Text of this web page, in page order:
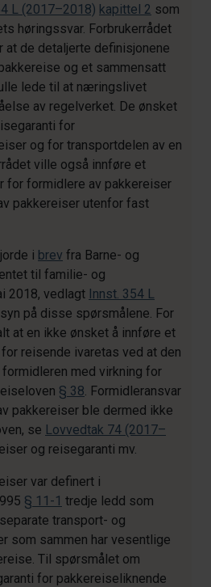
L (2017–2018) kapittel 2 som
høringssvar. Forbrukerrådet
at de detaljerte definisjonene
og et sammensatt
lede til at næringslivet
av regelverket. De ønsket
for
og for transportdelen av en
ville også innføre et
for formidlere av pakkereiser
pakkereiser utenfor fast
i brev fra Barne- og
til familie- og
2018, vedlagt Innst. 354 L
på disse spørsmålene. For
at en ikke ønsket å innføre et
reisende ivaretas ved at den
med virkning for
§ 38. Formidleransvar
pakkereiser ble dermed ikke
se Lovvedtak 74 (2017–
og reisegaranti mv.
var definert i
§ 11-1 tredje ledd som
transport- og
som sammen har vesentlige
Til spørsmålet om
for pakkereiseliknende